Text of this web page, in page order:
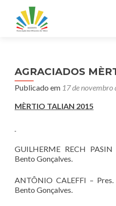
AGRACIADOS
Publicado em 17 de novembro
MÈRTIO TALIAN 2015
GUILHERME RECH
Bento Gonçalves.
ANTÔNIO CALEFFI –
Bento Gonçalves.